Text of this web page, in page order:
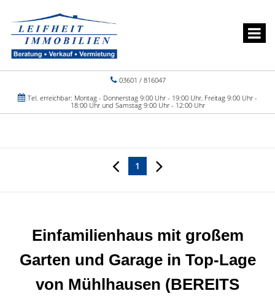
03601 / 816047
Tel. erreichbar: Montag - Donnerstag 9:00 Uhr - 19:00 Uhr, Freitag 9:00 Uhr -
18:00 Uhr und Samstag 9:00 Uhr - 12:00 Uhr
1
Einfamilienhaus mit großem
Garten und Garage in Top-Lage
von Mühlhausen (BEREITS